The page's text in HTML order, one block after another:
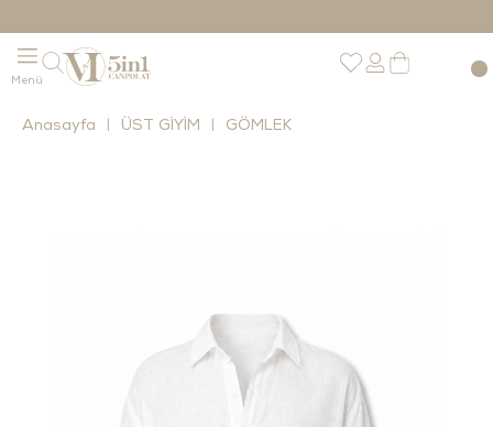
Anasayfa ÜST GİYİM GÖMLEK